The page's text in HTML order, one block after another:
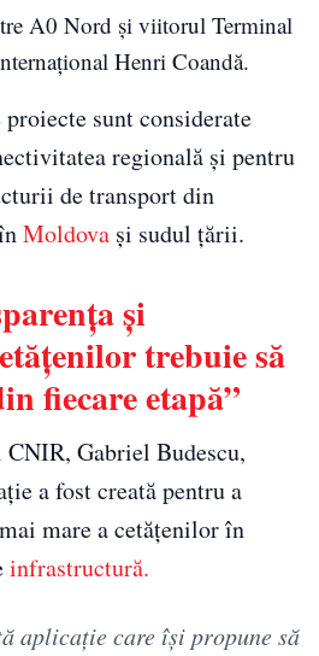
A0 Nord și viitorul Terminal
Henri Coandă.
sunt considerate
regională și pentru
de transport din
Moldova și sudul țării.
și
trebuie să
fiecare etapă”
Gabriel Budescu,
a fost creată pentru a
mare a cetățenilor în
infrastructură.
aplicație care își propune să